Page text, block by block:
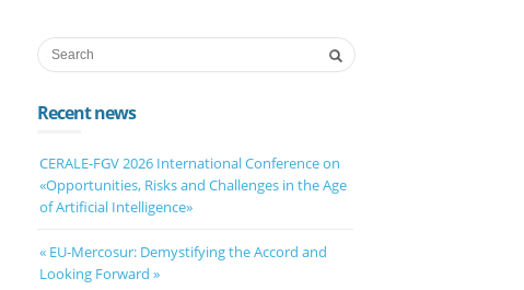
Recent news
CERALE-FGV 2026 International Conference on
«Opportunities, Risks and Challenges in the Age
of Artificial Intelligence»
« EU-Mercosur: Demystifying the Accord and
Looking Forward »